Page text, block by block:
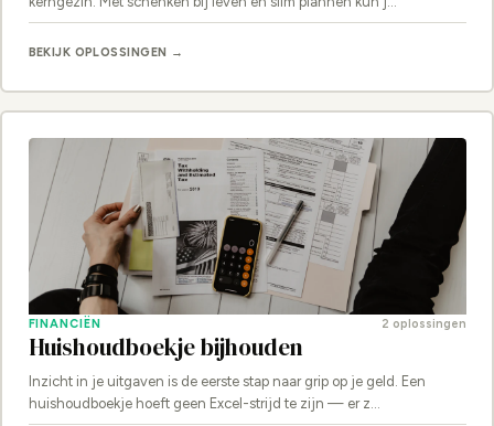
BEKIJK OPLOSSINGEN →
FINANCIËN 2 oplossingen
Huishoudboekje bijhouden
Inzicht in je uitgaven is de eerste stap naar grip op je geld. Een
huishoudboekje hoeft geen Excel-strijd te zijn — er z…